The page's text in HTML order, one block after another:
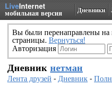
LiveInternet
мобильная версия Дневники
Вы были перенаправлены
страницы. Вернуться!
Авторизация
Дневник нетман
Лента друзей -Дневник-